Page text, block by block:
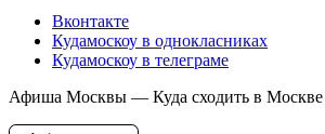
Вконтакте
Кудамоскоу в однокласниках
Кудамоскоу в телеграме
Афиша Москвы — Куда сходить в Москве